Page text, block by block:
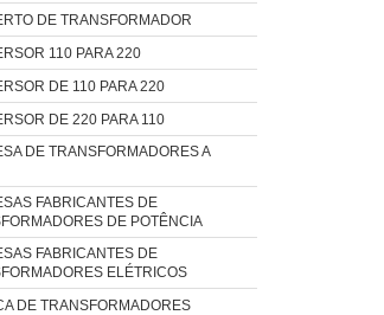
DE TRANSFORMADOR
110 PARA 220
DE 110 PARA 220
DE 220 PARA 110
DE TRANSFORMADORES A
FABRICANTES DE
DE POTÊNCIA
FABRICANTES DE
ELÉTRICOS
DE TRANSFORMADORES